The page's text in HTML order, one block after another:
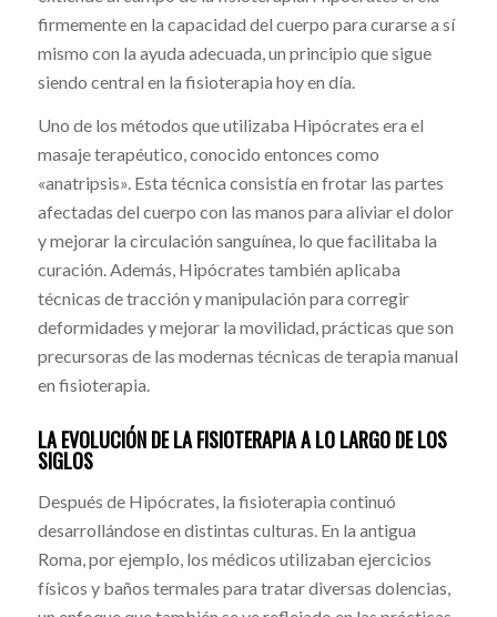
firmemente en la capacidad del cuerpo para curarse a sí
mismo con la ayuda adecuada, un principio que sigue
siendo central en la fisioterapia hoy en día.
Uno de los métodos que utilizaba Hipócrates era el
masaje terapéutico, conocido entonces como
«anatripsis». Esta técnica consistía en frotar las partes
afectadas del cuerpo con las manos para aliviar el dolor
y mejorar la circulación sanguínea, lo que facilitaba la
curación. Además, Hipócrates también aplicaba
técnicas de tracción y manipulación para corregir
deformidades y mejorar la movilidad, prácticas que son
precursoras de las modernas técnicas de terapia manual
en fisioterapia.
LA EVOLUCIÓN DE LA FISIOTERAPIA A LO LARGO DE LOS
SIGLOS
Después de Hipócrates, la fisioterapia continuó
desarrollándose en distintas culturas. En la antigua
Roma, por ejemplo, los médicos utilizaban ejercicios
físicos y baños termales para tratar diversas dolencias,